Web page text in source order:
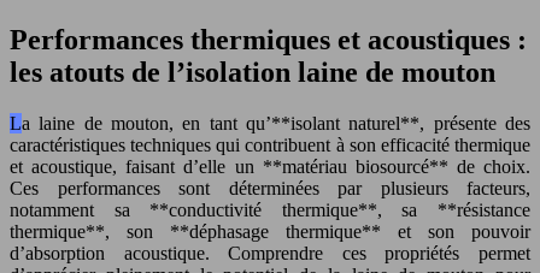
Performances thermiques et acoustiques :
les atouts de l’isolation laine de mouton
La laine de mouton, en tant qu’**isolant naturel**, présente des
caractéristiques techniques qui contribuent à son efficacité thermique
et acoustique, faisant d’elle un **matériau biosourcé** de choix.
Ces performances sont déterminées par plusieurs facteurs,
notamment sa **conductivité thermique**, sa **résistance
thermique**, son **déphasage thermique** et son pouvoir
d’absorption acoustique. Comprendre ces propriétés permet